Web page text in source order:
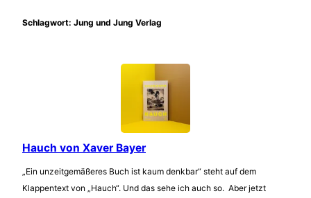
Schlagwort: Jung und Jung Verlag
Hauch von Xaver Bayer
„Ein unzeitgemäßeres Buch ist kaum denkbar“ steht auf dem
Klappentext von „Hauch“. Und das sehe ich auch so. Aber jetzt